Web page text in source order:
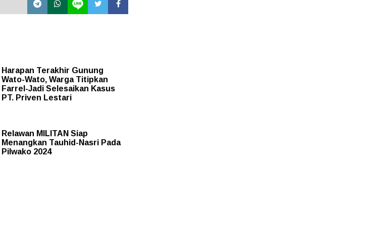
Harapan Terakhir Gunung
Wato-Wato, Warga Titipkan
Farrel-Jadi Selesaikan Kasus
PT. Priven Lestari
Relawan MILITAN Siap
Menangkan Tauhid-Nasri Pada
Pilwako 2024